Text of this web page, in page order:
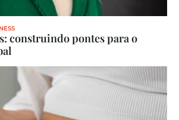
construindo pontes para o